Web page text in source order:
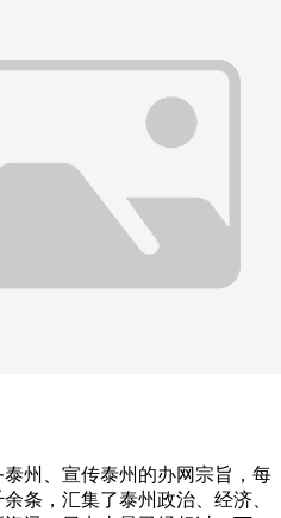
州、宣传泰州的办网宗旨，每
条，汇集了泰州政治、经济、